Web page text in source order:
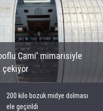
Cami' mimarisiyle
çekiyor
200 kilo bozuk midye dolması
ele geçirildi